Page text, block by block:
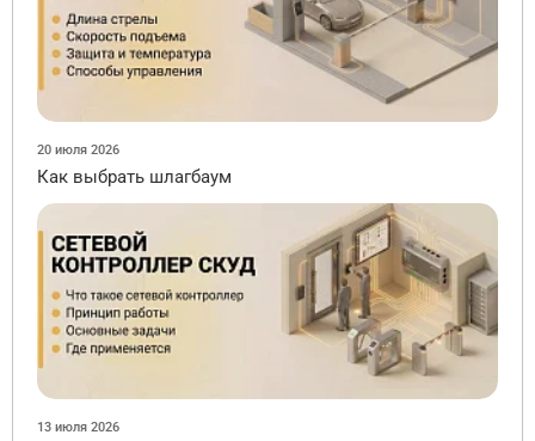
20 июля 2026
Как выбрать шлагбаум
13 июля 2026